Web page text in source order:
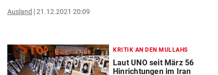
Ausland 21.12.2021 20:09
KRITIK AN DEN MULLAHS
Laut UNO seit März 56
Hinrichtungen im Iran